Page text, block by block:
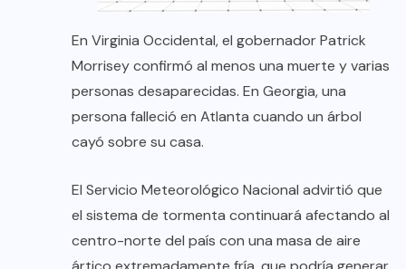
En Virginia Occidental, el gobernador Patrick
Morrisey confirmó al menos una muerte y varias
personas desaparecidas. En Georgia, una
persona falleció en Atlanta cuando un árbol
cayó sobre su casa.
El Servicio Meteorológico Nacional advirtió que
el sistema de tormenta continuará afectando al
centro-norte del país con una masa de aire